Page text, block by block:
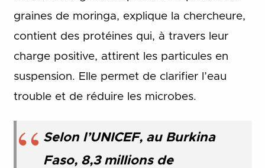
graines de moringa, explique la chercheure,
contient des protéines qui, à travers leur
charge positive, attirent les particules en
suspension. Elle permet de clarifier l’eau
trouble et de réduire les microbes.
Selon l’UNICEF, au Burkina
Faso, 8,3 millions de